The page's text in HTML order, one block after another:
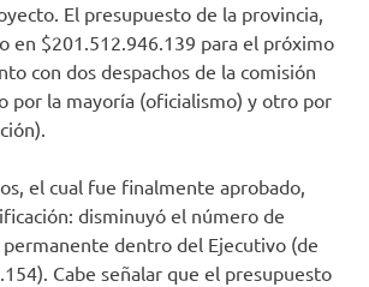
El presupuesto de la provincia,
en $201.512.946.139 para el próximo
con dos despachos de la comisión
por la mayoría (oficialismo) y otro por
el cual fue finalmente aprobado,
disminuyó el número de
dentro del Ejecutivo (de
Cabe señalar que el presupuesto